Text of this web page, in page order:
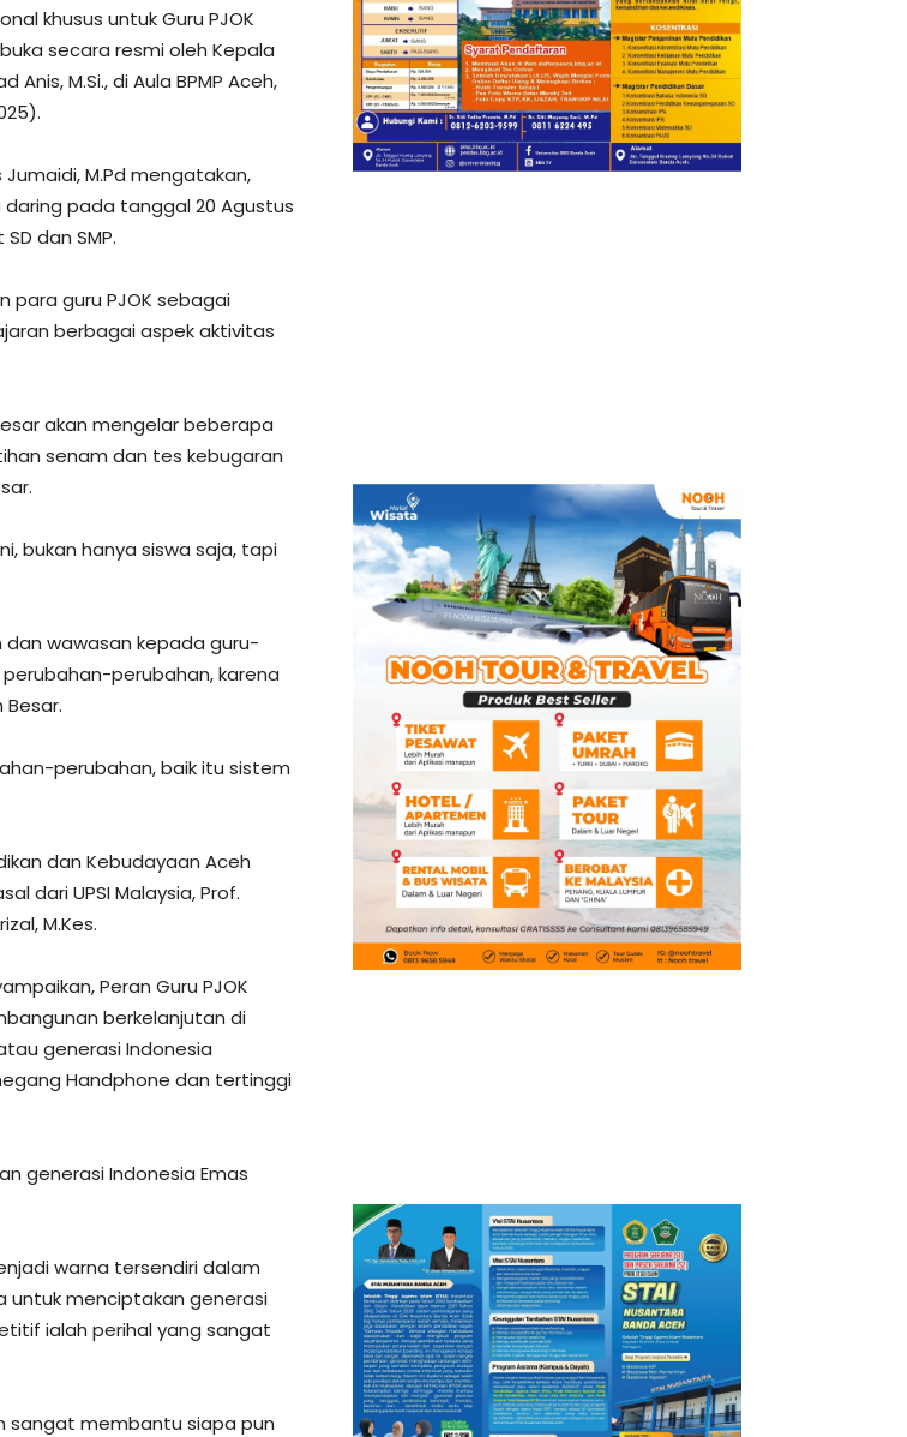
khusus untuk Guru PJOK
secara resmi oleh Kepala
M.Si., di Aula BPMP Aceh,
M.Pd mengatakan,
pada tanggal 20 Agustus
dan SMP.
para guru PJOK sebagai
berbagai aspek aktivitas
akan mengelar beberapa
senam dan tes kebugaran
bukan hanya siswa saja, tapi
wawasan kepada guru-
perubahan, karena
perubahan, baik itu sistem
dan Kebudayaan Aceh
dari UPSI Malaysia, Prof.
M.Kes.
Peran Guru PJOK
berkelanjutan di
generasi Indonesia
Handphone dan tertinggi
generasi Indonesia Emas
warna tersendiri dalam
untuk menciptakan generasi
ialah perihal yang sangat
sangat membantu siapa pun